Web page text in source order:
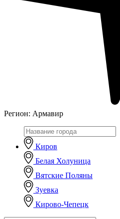
Регион: Армавир
Киров
Белая Холуница
Вятские Поляны
Зуевка
Кирово-Чепецк